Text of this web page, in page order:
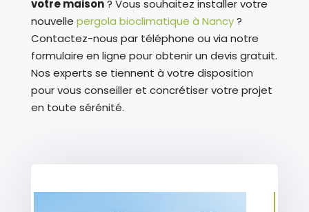
votre maison? Vous souhaitez installer votre
nouvelle pergola bioclimatique à Nancy?
Contactez-nous par téléphone ou via notre
formulaire en ligne pour obtenir un devis gratuit.
Nos experts se tiennent à votre disposition
pour vous conseiller et concrétiser votre projet
en toute sérénité.